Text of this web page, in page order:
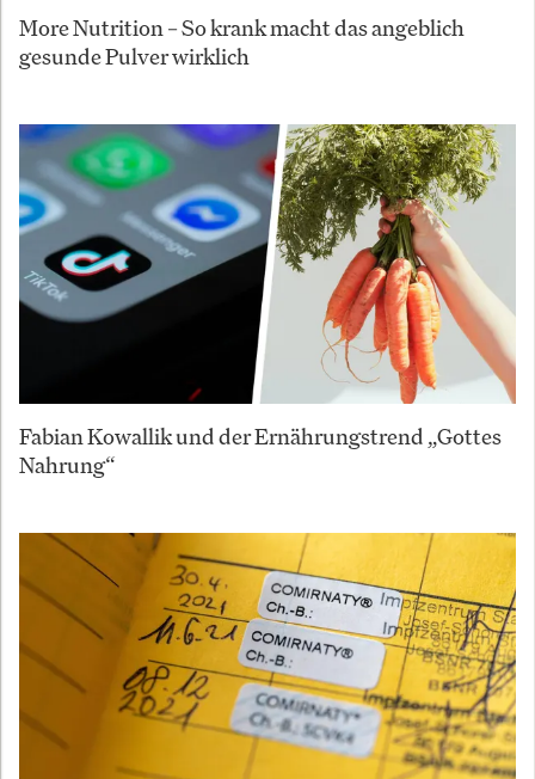
More Nutrition – So krank macht das angeblich
gesunde Pulver wirklich
Fabian Kowallik und der Ernährungstrend „Gottes
Nahrung“